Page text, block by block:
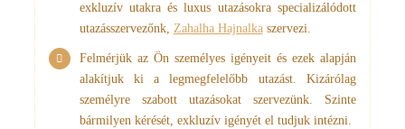
exkluzív utakra és luxus utazásokra specializálódott
utazásszervezőnk, Zahalha Hajnalkaszervezi.
Felmérjük az Ön személyes igényeit és ezek alapján
alakítjuk ki a legmegfelelőbb utazást. Kizárólag
személyre szabott utazásokat szervezünk. Szinte
bármilyen kérését, exkluzív igényét el tudjuk intézni.